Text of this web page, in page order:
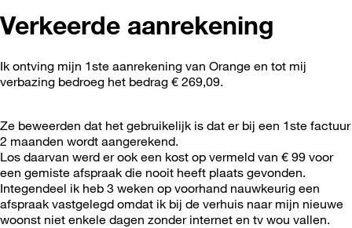
Verkeerde aanrekening
Ik ontving mijn 1ste aanrekening van Orange en tot mij
verbazing bedroeg het bedrag € 269,09.
Ze beweerden dat het gebruikelijk is dat er bij een 1ste factuur
2 maanden wordt aangerekend.
Los daarvan werd er ook een kost op vermeld van € 99 voor
een gemiste afspraak die nooit heeft plaats gevonden.
Integendeel ik heb 3 weken op voorhand nauwkeurig een
afspraak vastgelegd omdat ik bij de verhuis naar mijn nieuwe
woonst niet enkele dagen zonder internet en tv wou vallen.